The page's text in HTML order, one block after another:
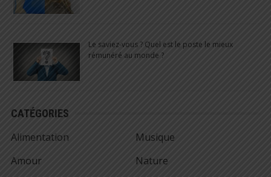
Le saviez-vous ? Quel est le poste le mieux
rémunéré au monde ?
CATÉGORIES
Alimentation
Amour
Musique
Nature